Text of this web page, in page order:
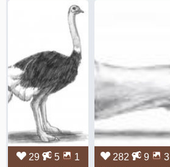
29 5
1
282 9
3